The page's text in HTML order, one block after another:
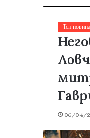
Топ новина
06/04/